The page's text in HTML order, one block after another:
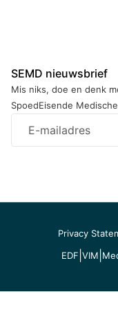
SEMD nieuwsbrief
Mis niks, doe en denk
SpoedEisende
Privacy
EDF VIM